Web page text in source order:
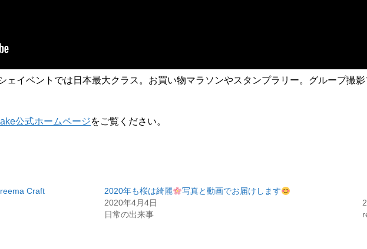
ェイベントでは日本最大クラス。お買い物マラソンやスタンプラリー。グループ撮影
公式ホームページをご覧ください。
Craft
2020年も桜は綺麗
写真と動画でお届けします
2020年4月4日
日常の出来事